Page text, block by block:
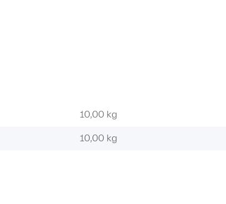
10,00 kg
10,00 kg